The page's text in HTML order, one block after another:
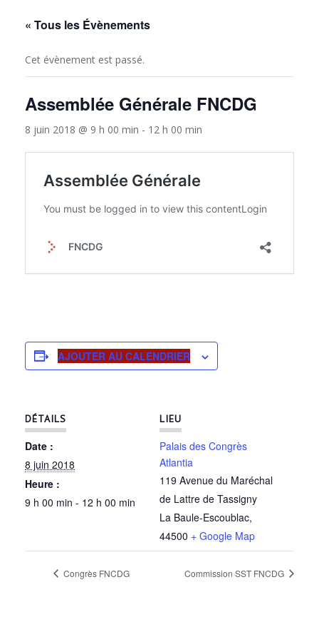
« Tous les Évènements
Cet évènement est passé.
Assemblée Générale FNCDG
8 juin 2018 @ 9 h 00 min - 12 h 00 min
AJOUTER AU CALENDRIER
DÉTAILS
Date :
8 juin 2018
Heure :
9 h 00 min - 12 h 00 min
LIEU
Palais des Congrès
Atlantia
119 Avenue du Maréchal
de Lattre de Tassigny
La Baule-Escoublac,
44500 + Google Map
Congrès FNCDG Commission SST FNCDG